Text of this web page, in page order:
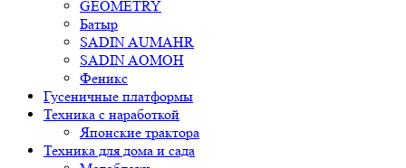
GEOMETRY
Батыр
SADIN AUMAHR
SADIN AOMOH
Феникс
Гусеничные платформы
Техника с наработкой
Японские трактора
Техника для дома и сада